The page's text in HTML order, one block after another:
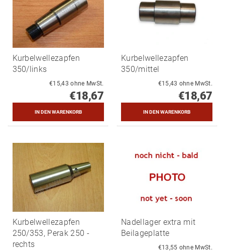
Kurbelwellezapfen
350/links
€15,43 ohne MwSt.
€18,67
Kurbelwellezapfen
350/mittel
€15,43 ohne MwSt.
€18,67
Kurbelwellezapfen
250/353, Perak 250 -
rechts
Nadellager extra mit
Beilageplatte
€13,55 ohne MwSt.